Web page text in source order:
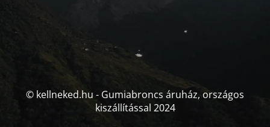
© kellneked.hu - Gumiabroncs áruház, országos
kiszállítással 2024